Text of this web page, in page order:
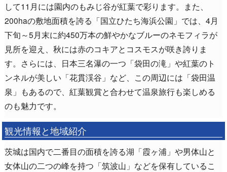
して11月には園内のもみじ谷が紅葉で彩ります。また、
200haの敷地面積を誇る「国立ひたち海浜公園」では、4月
下旬～5月末に約450万本の鮮やかなブルーのネモフィラが
見所を迎え、秋には赤のコキアとコスモスが咲き誇りま
す。さらには、日本三名瀑の一つ「袋田の滝」や紅葉のト
ンネルが美しい「花貫渓谷」など、この周辺には「袋田温
泉」もあるので、紅葉観賞と合わせて温泉旅行も楽しめる
のも魅力です。
観光情報と地域紹介
茨城は国内で二番目の面積を誇る湖「霞ヶ浦」や男体山と
女体山の二つの峰を持つ「筑波山」などを保有しているこ